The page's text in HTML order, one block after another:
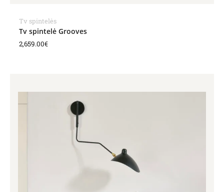
Tv spintelės
Tv spintelė Grooves
2,659.00€